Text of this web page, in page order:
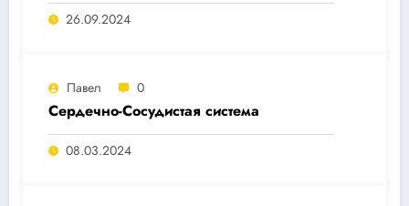
26.09.2024
Павел 0
Сердечно-Сосудистая система
08.03.2024